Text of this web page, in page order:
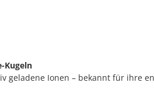
Kugeln
geladene Ionen – bekannt für ihre